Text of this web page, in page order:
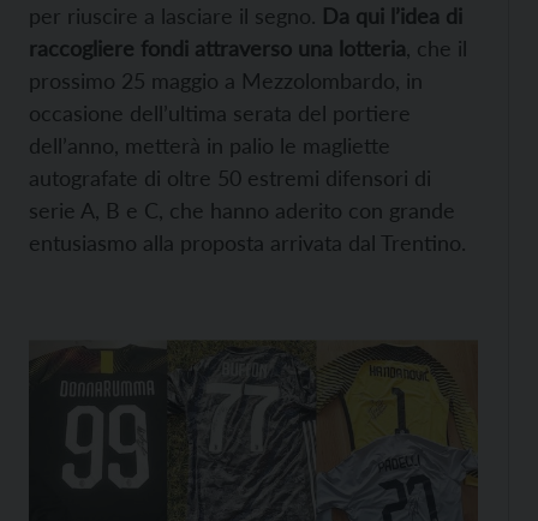
per riuscire a lasciare il segno. Da qui l’idea di
raccogliere fondi attraverso una lotteria , che il
prossimo 25 maggio a Mezzolombardo, in
occasione dell’ultima serata del portiere
dell’anno, metterà in palio le magliette
autografate di oltre 50 estremi difensori di
serie A, B e C, che hanno aderito con grande
entusiasmo alla proposta arrivata dal Trentino.